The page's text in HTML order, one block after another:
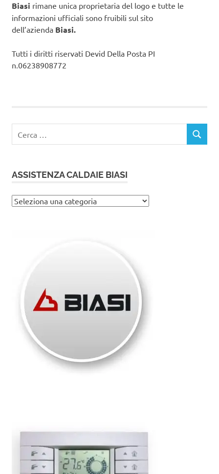
Biasi rimane unica proprietaria del logo e tutte le
informazioni ufficiali sono fruibili sul sito
dell’azienda Biasi.
Tutti i diritti riservati Devid Della Posta PI
n.06238908772
per:
CERCA
ASSISTENZA CALDAIE BIASI
Assistenza